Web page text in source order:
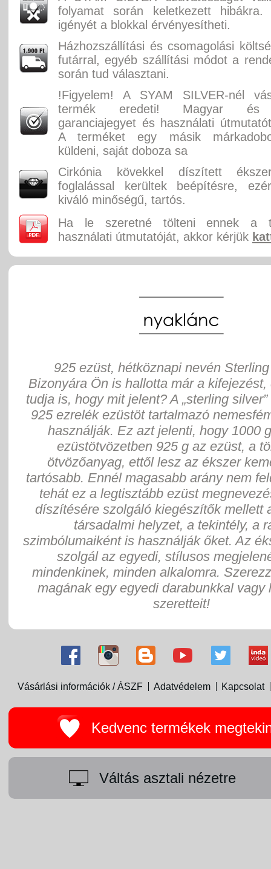
folyamat során keletkezett hibákra.
igényét a blokkal érvényesítheti.
Házhozszállítási és csomagolási
futárral, egyéb szállítási módot a
során tud választani.
!Figyelem! A SYAM SILVER-nél
termék eredeti! Magyar és
garanciajegyet és használati
A terméket egy másik
küldeni, saját doboza sa
Cirkónia kövekkel díszített
foglalással kerültek beépítésre,
kiváló minőségű, tartós.
Ha le szeretné tölteni ennek a
használati útmutatóját, akkor kérjük
925 ezüst, hétköznapi nevén
Bizonyára Ön is hallotta már a kifejezést,
tudja is, hogy mit jelent? A „sterling
925 ezrelék ezüstöt tartalmazó
használják. Ez azt jelenti, hogy 1000
ezüstötvözetben 925 g az ezüst, a
ötvözőanyag, ettől lesz az ékszer
tartósabb. Ennél magasabb arány nem
tehát ez a legtisztább ezüst
díszítésére szolgáló kiegészítők mellett
társadalmi helyzet, a tekintély, a
szimbólumaiként is használják őket. Az
szolgál az egyedi, stílusos
mindenkinek, minden alkalomra.
magának egy egyedi darabunkkal vagy
szeretteit!
Vásárlási információk / ÁSZF Adatvédelem Kapcsolat
Kedvenc termékek
Váltás asztali nézetre